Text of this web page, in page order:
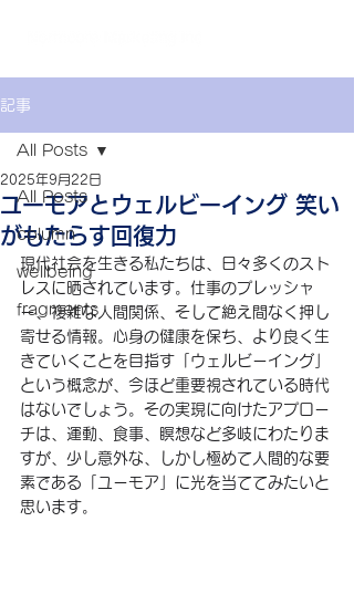
記事
All Posts
column
wellbeing
fragments
All Posts
ユーモアとウェルビーイング 笑い
がもたらす回復力
2025年9月22日
現代社会を生きる私たちは、日々多くのスト
レスに晒されています。仕事のプレッシャ
ー、複雑な人間関係、そして絶え間なく押し
寄せる情報。心身の健康を保ち、より良く生
きていくことを目指す「ウェルビーイング」
という概念が、今ほど重要視されている時代
はないでしょう。その実現に向けたアプロー
チは、運動、食事、瞑想など多岐にわたりま
すが、少し意外な、しかし極めて人間的な要
素である「ユーモア」に光を当ててみたいと
思います。